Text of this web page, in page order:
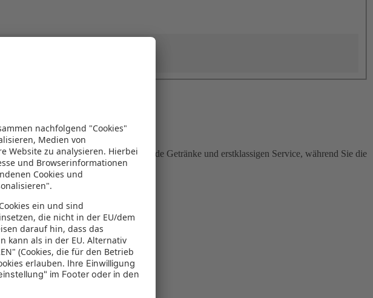
Sie exquisite Speisen, erfrischende Getränke und erstklassigen Service, während Sie die
in einem traumhaften Paradies.